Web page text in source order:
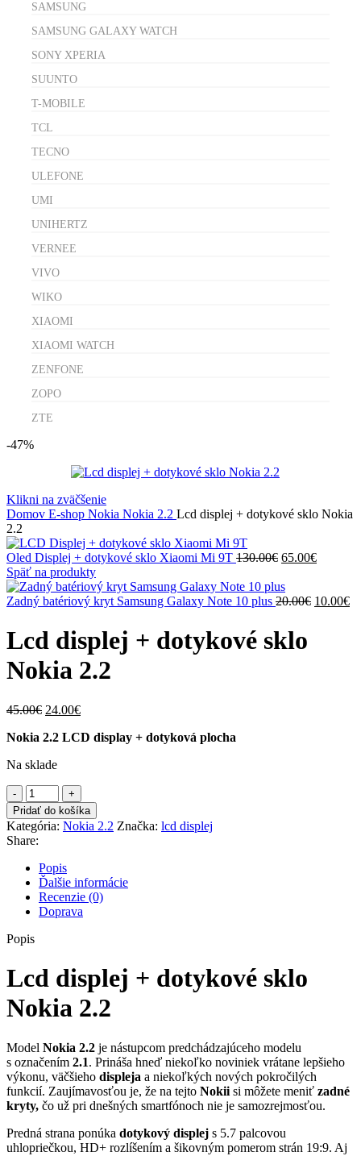
SAMSUNG
SAMSUNG GALAXY WATCH
SONY XPERIA
SUUNTO
T-MOBILE
TCL
TECNO
ULEFONE
UMI
UNIHERTZ
VERNEE
VIVO
WIKO
XIAOMI
XIAOMI WATCH
ZENFONE
ZOPO
ZTE
-47%
Klikni na zväčšenie
Domov E-shop Nokia Nokia 2.2 Lcd displej + dotykové sklo Nokia
2.2
Oled Displej + dotykové sklo Xiaomi Mi 9T 130.00€ Pôvodná
bola:
130.00€.
65.00€
65.00€.
Späť na produkty
Zadný batériový kryt Samsung Galaxy Note 10 plus 20.00€ Pôvodná
10.00€
Lcd displej + dotykové sklo
Nokia 2.2
45.00€ Pôvodná
bola:
24.00€Aktuálna
je:
Nokia 2.2 LCD display + dotyková plocha
Na sklade
množstvo
Lcd
displej
+
dotykové
sklo
Nokia
2.2
Pridať do košíka
Kategória: Nokia 2.2 Značka: lcd displej
Share:
Popis
Ďalšie informácie
Recenzie (0)
Doprava
Popis
Lcd displej + dotykové sklo
Nokia 2.2
Model Nokia 2.2 je nástupcom predchádzajúceho modelu
s označením 2.1. Prináša hneď niekoľko noviniek vrátane lepšieho
výkonu, väčšieho displeja a niekoľkých nových pokročilých
funkcií. Zaujímavosťou je, že na tejto Nokii si môžete meniť zadné
kryty, čo už pri dnešných smartfónoch nie je samozrejmosťou.
Predná strana ponúka dotykový displej s 5.7 palcovou
uhlopriečkou, HD+ rozlíšením a šikovným pomerom strán 19:9. Aj